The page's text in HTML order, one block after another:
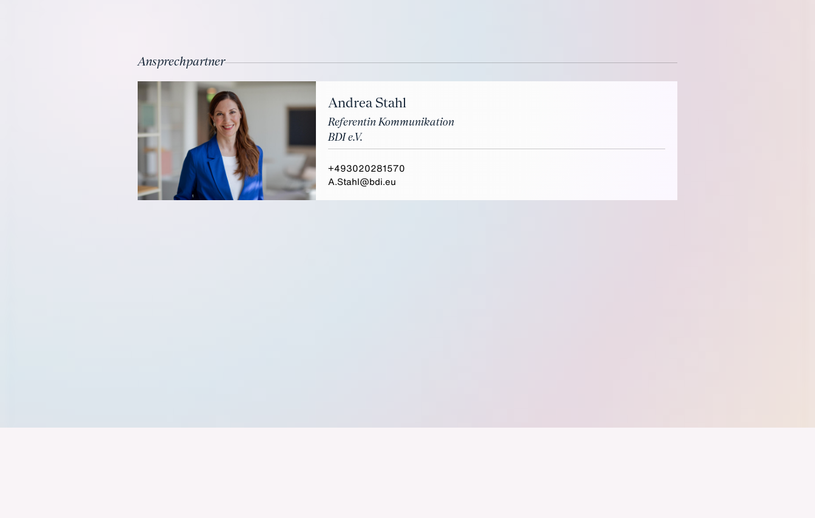
Ansprechpartner
Andrea Stahl
Referentin Kommunikation
BDI e.V.
+493020281570
A.Stahl@bdi.eu